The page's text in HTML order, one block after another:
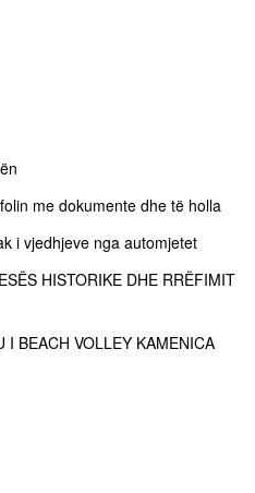
me dokumente dhe të holla
i vjedhjeve nga automjetet
HISTORIKE DHE RRËFIMIT
I BEACH VOLLEY KAMENICA